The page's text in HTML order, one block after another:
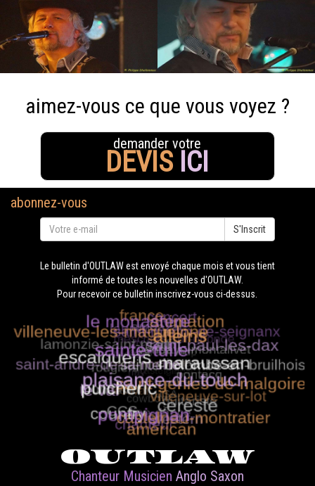
aimez-vous ce que vous voyez ?
demander votre
DEVIS ICI
abonnez-vous
S'Inscrit
Le bulletin d'OUTLAW est envoyé chaque mois et vous tient
informé de toutes les nouvelles d'OUTLAW.
Pour recevoir ce bulletin inscrivez-vous ci-dessus.
OUTLAW
Chanteur Musicien Anglo Saxon